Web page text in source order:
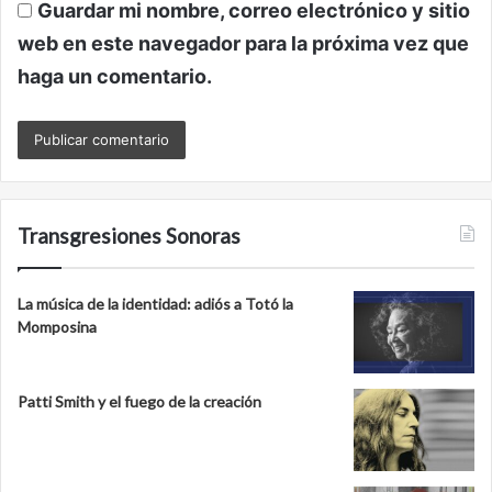
Guardar mi nombre, correo electrónico y sitio
web en este navegador para la próxima vez que
haga un comentario.
Transgresiones Sonoras
La música de la identidad: adiós a Totó la
Momposina
Patti Smith y el fuego de la creación